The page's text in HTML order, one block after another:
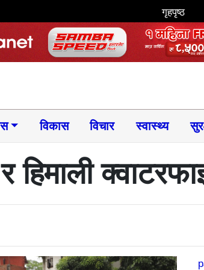
गृहपृष्ठ
विकास विचार स्वास्थ्य
हिमाली